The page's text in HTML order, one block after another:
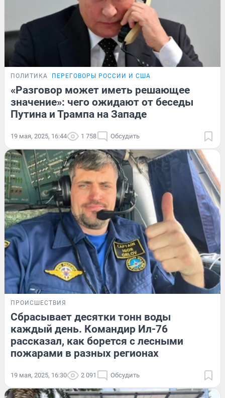
ПОЛИТИКА ПЕРЕГОВОРЫ РОССИИ И США
«Разговор может иметь решающее
значение»: чего ожидают от беседы
Путина и Трампа на Западе
19 мая, 2025, 16:44 1 758 Обсудить
ПРОИСШЕСТВИЯ
Сбрасывает десятки тонн воды
каждый день. Командир Ил-76
рассказал, как борется с лесными
пожарами в разных регионах
19 мая, 2025, 16:30 2 091 Обсудить